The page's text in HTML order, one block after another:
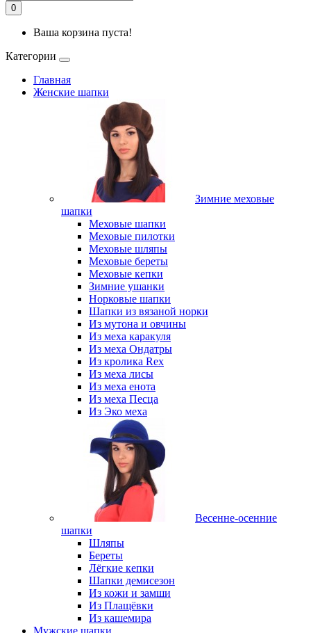
0
Ваша корзина пуста!
Категории
Главная
Женские шапки
Зимние меховые
шапки
Меховые шапки
Меховые пилотки
Меховые шляпы
Меховые береты
Меховые кепки
Зимние ушанки
Норковые шапки
Шапки из вязаной норки
Из мутона и овчины
Из меха каракуля
Из меха Ондатры
Из кролика Rex
Из меха лисы
Из меха енота
Из меха Песца
Из Эко меха
Весенне-осенние
шапки
Шляпы
Береты
Лёгкие кепки
Шапки демисезон
Из кожи и замши
Из Плащёвки
Из кашемира
Мужские шапки